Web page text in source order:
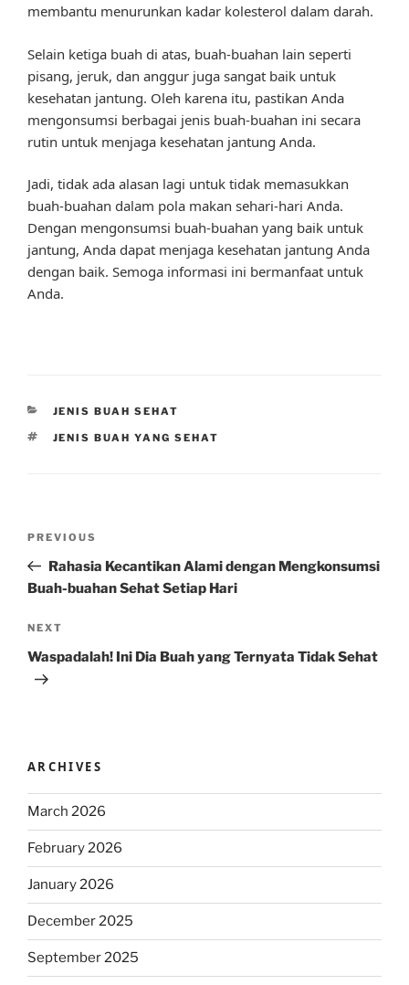
membantu menurunkan kadar kolesterol dalam darah.
Selain ketiga buah di atas, buah-buahan lain seperti
pisang, jeruk, dan anggur juga sangat baik untuk
kesehatan jantung. Oleh karena itu, pastikan Anda
mengonsumsi berbagai jenis buah-buahan ini secara
rutin untuk menjaga kesehatan jantung Anda.
Jadi, tidak ada alasan lagi untuk tidak memasukkan
buah-buahan dalam pola makan sehari-hari Anda.
Dengan mengonsumsi buah-buahan yang baik untuk
jantung, Anda dapat menjaga kesehatan jantung Anda
dengan baik. Semoga informasi ini bermanfaat untuk
Anda.
CATEGORIES
JENIS BUAH SEHAT
TAGS
JENIS BUAH YANG SEHAT
Previous
Post
PREVIOUS
Rahasia Kecantikan Alami dengan Mengkonsumsi
Buah-buahan Sehat Setiap Hari
Next
Post
NEXT
Waspadalah! Ini Dia Buah yang Ternyata Tidak Sehat
ARCHIVES
March 2026
February 2026
January 2026
December 2025
September 2025